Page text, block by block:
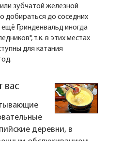
зубчатой железной
добираться до соседних
Гринденвальд иногда
т.к. в этих местах
для катания
вас
деревни, в